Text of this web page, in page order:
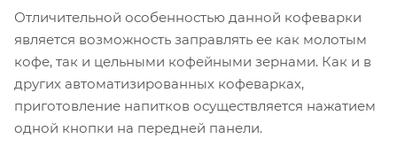
Отличительной особенностью данной кофеварки
является возможность заправлять ее как молотым
кофе, так и цельными кофейными зернами. Как и в
других автоматизированных кофеварках,
приготовление напитков осуществляется нажатием
одной кнопки на передней панели.